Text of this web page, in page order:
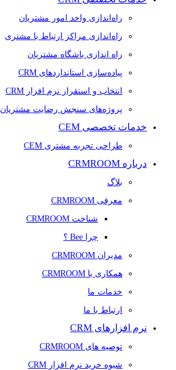
راه‌اندازی واحد امور مشتریان
راه‌اندازی مراکز ارتباط با مشتری
راه اندازی باشگاه مشتریان
پیاده‌سازی استانداردهای CRM
انتخاب و استقرار نرم افزار CRM
پروژه‌های سنجش رضایت مشتریان
خدمات تخصصی CEM
طراحی تجربه مشتری CEM
درباره CRMROOM
بلاگ
معرفی CRMROOM
شناخت CRMROOM
چرا Bee ؟
مدیران CRMROOM
همکاری با CRMROOM
خدمات ما
ارتباط با ما
نرم افزارهای CRM
توصیه های CRMROOM
شیوه خرید نرم افزار CRM